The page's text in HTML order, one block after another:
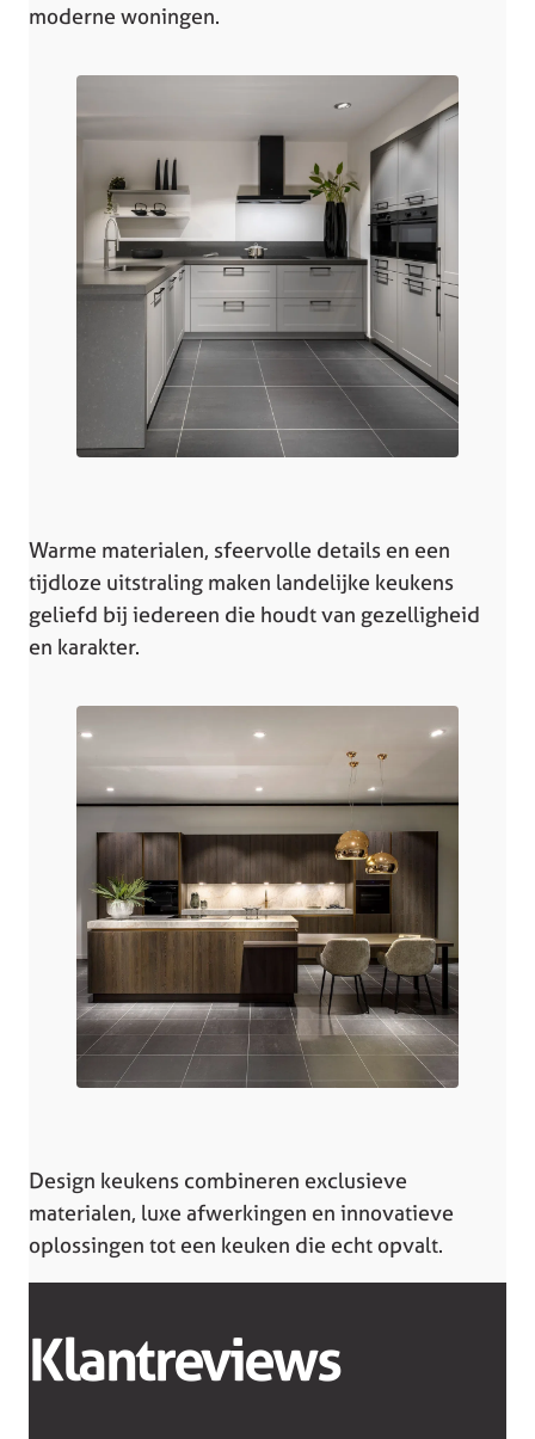
moderne woningen.
Warme materialen, sfeervolle details en een
tijdloze uitstraling maken landelijke keukens
geliefd bij iedereen die houdt van gezelligheid
en karakter.
Design keukens combineren exclusieve
materialen, luxe afwerkingen en innovatieve
oplossingen tot een keuken die echt opvalt.
Klantreviews